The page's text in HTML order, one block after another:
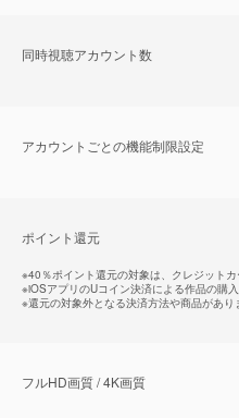
同時視聴アカウント数
アカウントごとの機能制限設定
ポイント還元
※40％ポイント還元の対象は、クレジット
※iOSアプリのUコイン決済による作品の購
※還元の対象外となる決済方法や商品があり
フルHD画質 / 4K画質